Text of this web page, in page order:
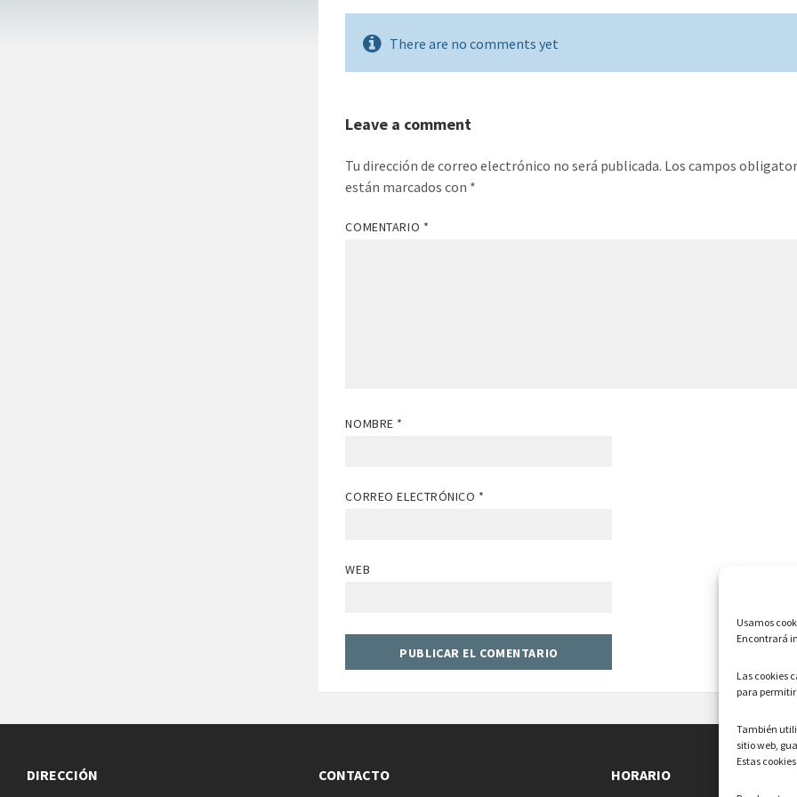
Usamos
Encontrará
Las cookies
para
También
sitio web,
Estas
There are no comments yet
Leave a comment
Tu dirección de correo electrónico no será publicada. Los campos
están marcados con *
COMENTARIO *
NOMBRE *
CORREO ELECTRÓNICO *
WEB
DIRECCIÓN CONTACTO HORARIO